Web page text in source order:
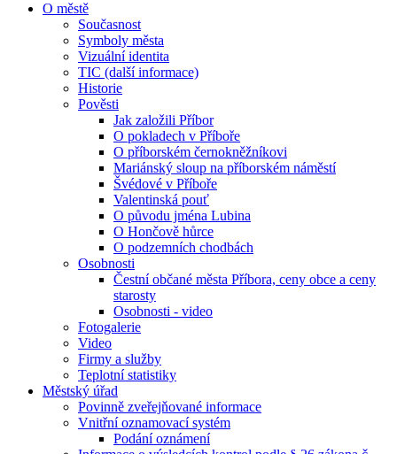
O městě
Současnost
Symboly města
Vizuální identita
TIC (další informace)
Historie
Pověsti
Jak založili Příbor
O pokladech v Příboře
O příborském černokněžníkovi
Mariánský sloup na příborském náměstí
Švédové v Příboře
Valentinská pouť
O původu jména Lubina
O Hončově hůrce
O podzemních chodbách
Osobnosti
Čestní občané města Příbora, ceny obce a ceny
starosty
Osobnosti - video
Fotogalerie
Video
Firmy a služby
Teplotní statistiky
Městský úřad
Povinně zveřejňované informace
Vnitřní oznamovací systém
Podání oznámení